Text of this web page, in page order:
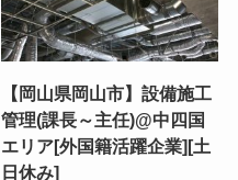
【岡山県岡山市】設備施工
管理(課長～主任)@中四国
エリア[外国籍活躍企業][土
日休み]